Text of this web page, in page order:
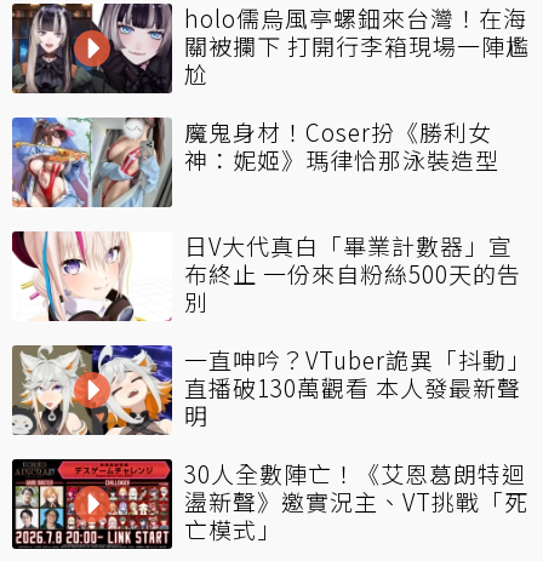
holo儒烏風亭螺鈿來台灣！在海
關被攔下 打開行李箱現場一陣尷
尬
魔鬼身材！Coser扮《勝利女
神：妮姬》瑪律恰那泳裝造型
日V大代真白「畢業計數器」宣
布終止 一份來自粉絲500天的告
別
一直呻吟？VTuber詭異「抖動」
直播破130萬觀看 本人發最新聲
明
30人全數陣亡！《艾恩葛朗特迴
盪新聲》邀實況主、VT挑戰「死
亡模式」